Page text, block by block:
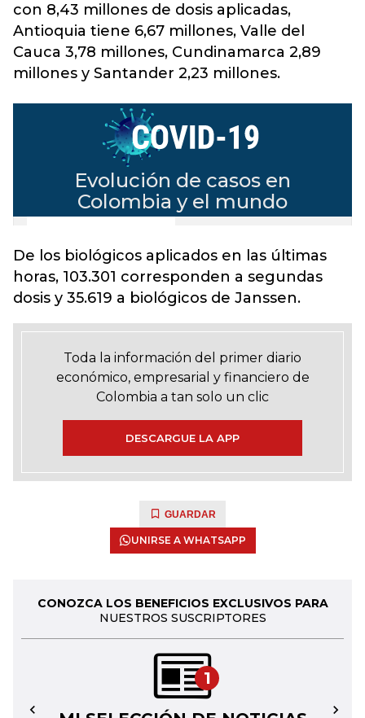
con 8,43 millones de dosis aplicadas,
Antioquia tiene 6,67 millones, Valle del
Cauca 3,78 millones, Cundinamarca 2,89
millones y Santander 2,23 millones.
De los biológicos aplicados en las últimas
horas, 103.301 corresponden a segundas
dosis y 35.619 a biológicos de Janssen.
Toda la información del primer diario
económico, empresarial y financiero de
Colombia a tan solo un clic
DESCARGUE LA APP
GUARDAR
UNIRSE A WHATSAPP
CONOZCA LOS BENEFICIOS EXCLUSIVOS PARA
NUESTROS SUSCRIPTORES
1